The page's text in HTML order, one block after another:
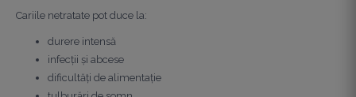
Cariile netratate pot duce la:
durere intensă
infecții și abcese
dificultăți de alimentație